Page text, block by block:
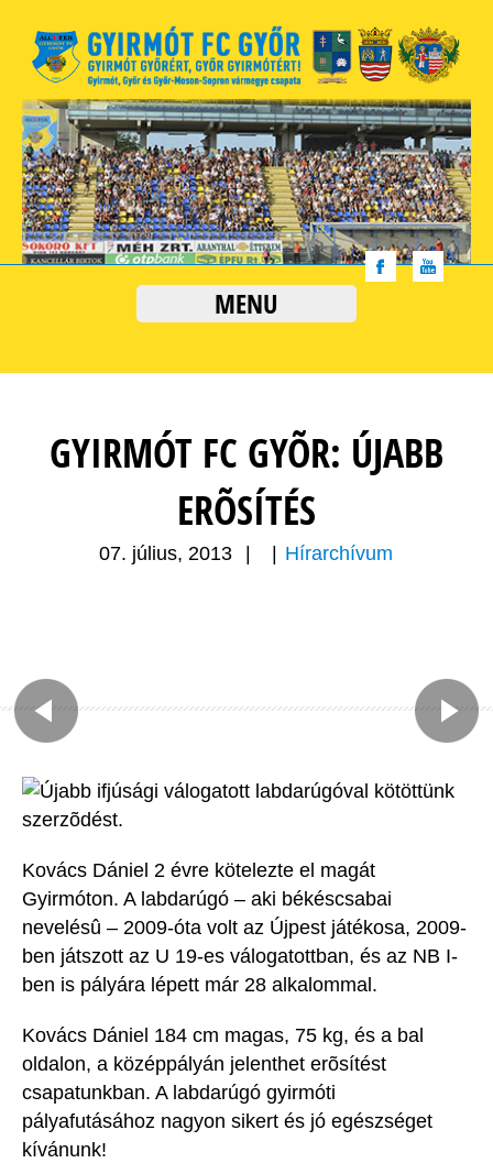
MENU
GYIRMÓT FC GYÕR: ÚJABB
ERÕSÍTÉS
07. július, 2013 Hírarchívum
Újabb ifjúsági válogatott labdarúgóval kötöttünk
szerzõdést.
Kovács Dániel 2 évre kötelezte el magát
Gyirmóton. A labdarúgó – aki békéscsabai
nevelésû – 2009-óta volt az Újpest játékosa, 2009-
ben játszott az U 19-es válogatottban, és az NB I-
ben is pályára lépett már 28 alkalommal.
Kovács Dániel 184 cm magas, 75 kg, és a bal
oldalon, a középpályán jelenthet erõsítést
csapatunkban. A labdarúgó gyirmóti
pályafutásához nagyon sikert és jó egészséget
kívánunk!